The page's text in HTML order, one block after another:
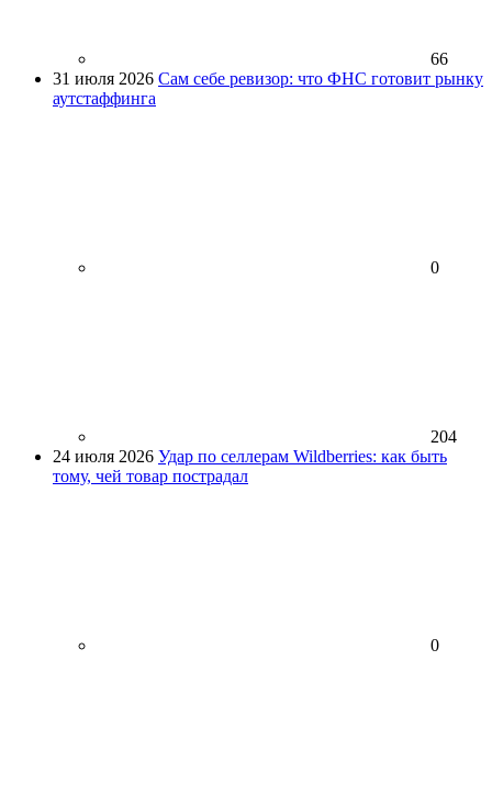
66
31 июля 2026 Сам себе ревизор: что ФНС готовит рынку
аутстаффинга
0
204
24 июля 2026 Удар по селлерам Wildberries: как быть
тому, чей товар пострадал
0